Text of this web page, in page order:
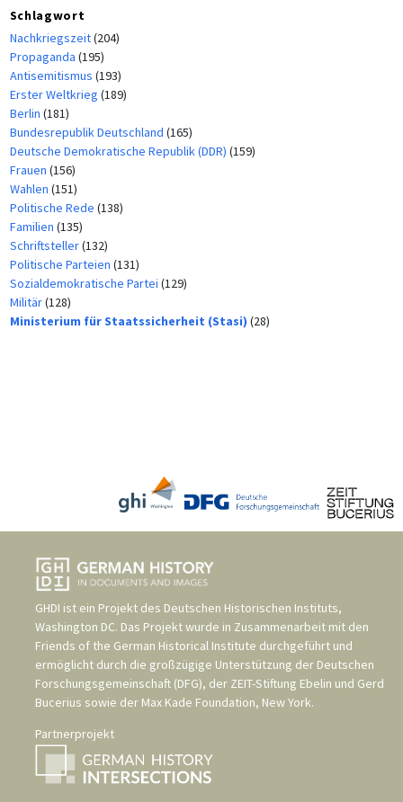
Schlagwort
Nachkriegszeit(204)
Propaganda (195)
Antisemitismus (193)
Erster Weltkrieg (189)
Berlin (181)
Bundesrepublik Deutschland (165)
Deutsche Demokratische Republik (DDR) (159)
Frauen (156)
Wahlen (151)
Politische Rede (138)
Familien (135)
Schriftsteller(132)
Politische Parteien (131)
Sozialdemokratische Partei (129)
Militär(128)
Ministerium für Staatssicherheit (Stasi) (28)
GHDI ist ein Projekt des Deutschen Historischen Instituts,
Washington DC. Das Projekt wurde in Zusammenarbeit mit den
Friends of the German Historical Institute durchgeführt und
ermöglicht durch die großzügige Unterstützung der Deutschen
Forschungsgemeinschaft (DFG), der ZEIT-Stiftung Ebelin und Gerd
Bucerius sowie der Max Kade Foundation, New York.
Partnerprojekt